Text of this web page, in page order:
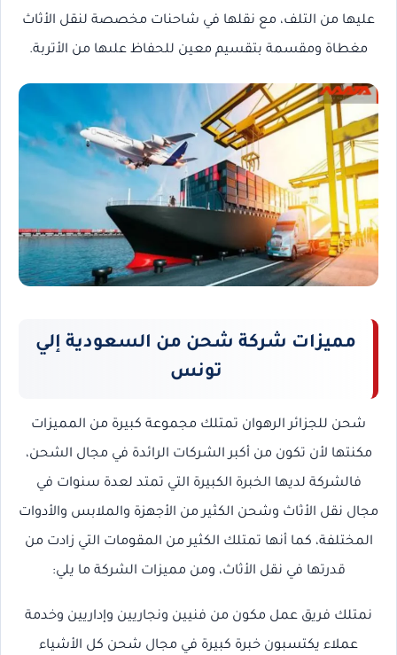
عليها من التلف، مع نقلها في شاحنات مخصصة لنقل الأثاث
مغطاة ومقسمة بتقسيم معين للحفاظ علىها من الأتربة.
مميزات شركة شحن من السعودية إلي
تونس
شحن للجزائر الرهوان تمتلك مجموعة كبيرة من المميزات
مكنتها لأن تكون من أكبر الشركات الرائدة في مجال الشحن،
فالشركة لديها الخبرة الكبيرة التي تمتد لعدة سنوات في
مجال نقل الأثاث وشحن الكثير من الأجهزة والملابس والأدوات
المختلفة، كما أنها تمتلك الكثير من المقومات التي زادت من
قدرتها في نقل الأثاث، ومن مميزات الشركة ما يلي:
نمتلك فريق عمل مكون من فنيين ونجاريين وإداريين وخدمة
عملاء يكتسبون خبرة كبيرة في مجال شحن كل الأشياء